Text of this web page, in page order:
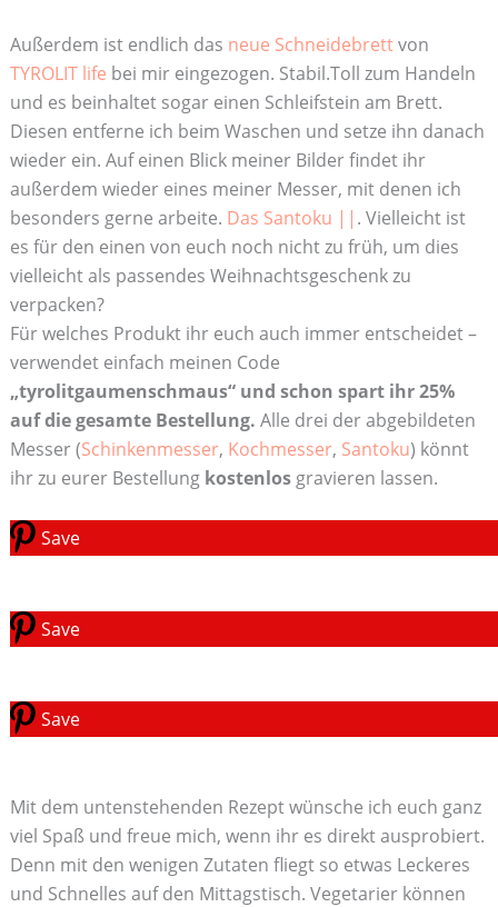
Außerdem ist endlich das neue Schneidebrettvon
TYROLIT life bei mir eingezogen. Stabil.Toll zum Handeln
und es beinhaltet sogar einen Schleifstein am Brett.
Diesen entferne ich beim Waschen und setze ihn danach
wieder ein. Auf einen Blick meiner Bilder findet ihr
außerdem wieder eines meiner Messer, mit denen ich
besonders gerne arbeite. Das Santoku || . Vielleicht ist
es für den einen von euch noch nicht zu früh, um dies
vielleicht als passendes Weihnachtsgeschenk zu
verpacken?
Für welches Produkt ihr euch auch immer entscheidet –
verwendet einfach meinen Code
„tyrolitgaumenschmaus“ und schon spart ihr 25%
auf die gesamte Bestellung. Alle drei der abgebildeten
Messer (Schinkenmesser, Kochmesser, Santoku) könnt
ihr zu eurer Bestellung kostenlosgravieren lassen.
Save
Save
Save
Mit dem untenstehenden Rezept wünsche ich euch ganz
viel Spaß und freue mich, wenn ihr es direkt ausprobiert.
Denn mit den wenigen Zutaten fliegt so etwas Leckeres
und Schnelles auf den Mittagstisch. Vegetarier können